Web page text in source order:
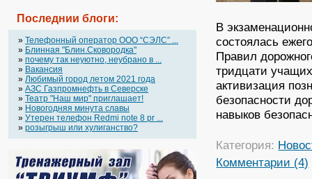
Последнии блоги:
» Телефонный оператор OOO “СЭЛС” ...
» Блинная "Блин.Сковородка"
» почему так неуютно, неубрано в ...
» Вакансия
» Любимый город летом 2021 года
» АЗС Газпромнефть в Северске
» Театр "Наш мир" приглашает!
» Новогодняя минута славы
» Утерен телефон Redmi note 8 pr ...
» розыгрыш или хулиганство?
В
состоялась
Правил
тридцати
активизация
безопасности
навыков
Категория:
Комментарии (4)